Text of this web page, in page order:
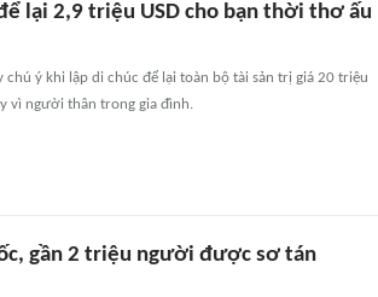
lại 2,9 triệu USD cho bạn thời thơ ấu
chú ý khi lập di chúc để lại toàn bộ tài sản trị giá 20 triệu
vì người thân trong gia đình.
gần 2 triệu người được sơ tán